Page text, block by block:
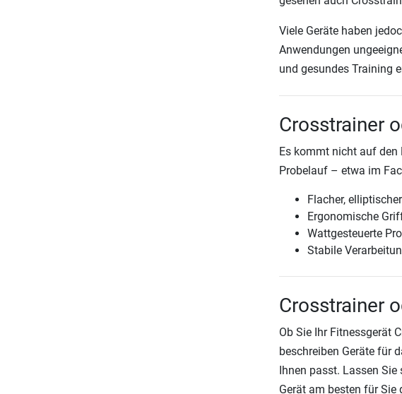
Viele Geräte haben
Anwendungen
und gesundes Training
Crosstrainer
Es kommt nicht auf den
Probelauf – etwa im
Flacher,
Ergonomische
Wattgesteuerte
Stabile
Crosstrainer
Ob Sie Ihr Fitnessgerät
beschreiben Geräte für
Ihnen passt. Lassen Sie
Gerät am besten für Sie